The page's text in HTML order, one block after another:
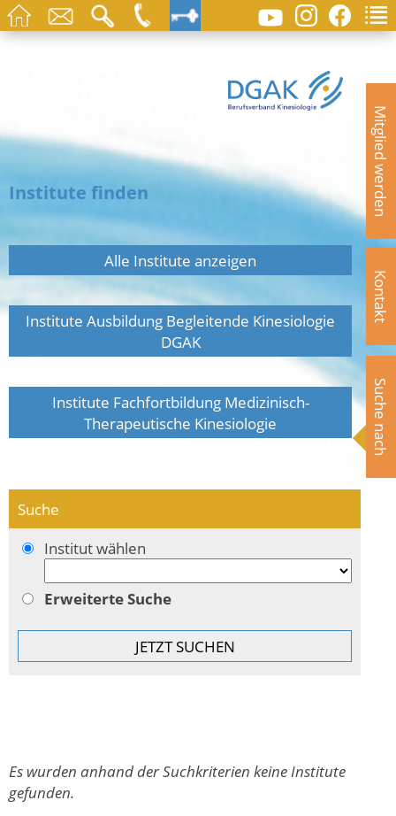
Mitglied werden
Kontakt
Suche nach
Institute finden
Alle Institute anzeigen
Institute Ausbildung Begleitende Kinesiologie
DGAK
Institute Fachfortbildung Medizinisch-
Therapeutische Kinesiologie
Suche
Institut wählen
Erweiterte Suche
Es wurden anhand der Suchkriterien keine Institute
gefunden.